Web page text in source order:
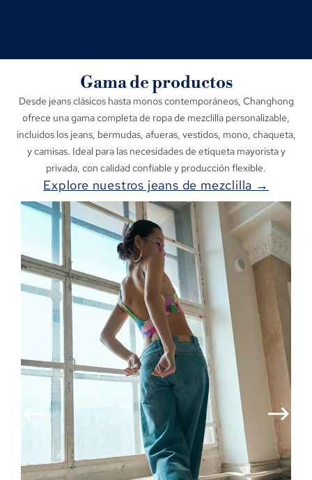
Gama de productos
Desde jeans clásicos hasta monos contemporáneos, Changhong
ofrece una gama completa de ropa de mezclilla personalizable,
incluidos los jeans, bermudas, afueras, vestidos, mono, chaqueta,
y camisas. Ideal para las necesidades de etiqueta mayorista y
privada, con calidad confiable y producción flexible.
Explore nuestros jeans de mezclilla →